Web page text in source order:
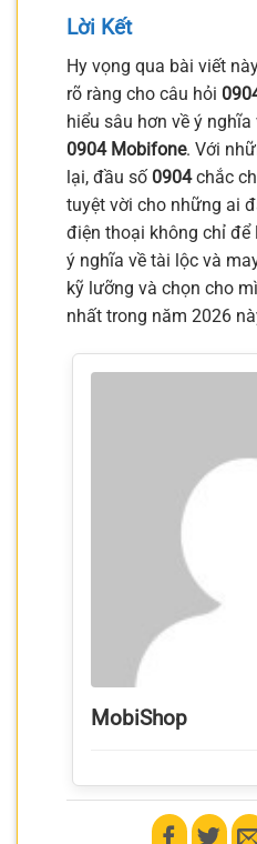
Lời Kết
Hy vọng qua bài viết
rõ ràng cho câu hỏi
hiểu sâu hơn về ý
0904 Mobifone. Với
lại, đầu số 0904chắc
tuyệt vời cho những ai
điện thoại không chỉ để
ý nghĩa về tài lộc và
kỹ lưỡng và chọn cho
nhất trong năm 2026
MobiShop